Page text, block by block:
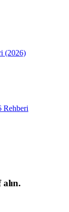
(2026)
Rehberi